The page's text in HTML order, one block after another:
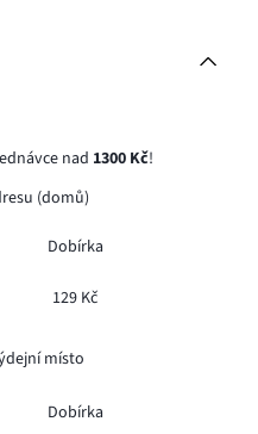
nad 1300 Kč!
(domů)
Dobírka
129 Kč
místo
Dobírka